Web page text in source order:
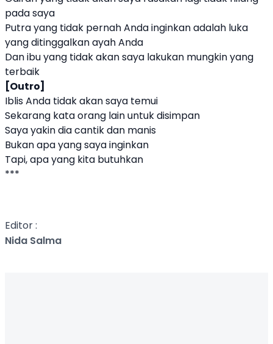
pada saya
Putra yang tidak pernah Anda inginkan adalah luka
yang ditinggalkan ayah Anda
Dan ibu yang tidak akan saya lakukan mungkin yang
terbaik
[Outro]
Iblis Anda tidak akan saya temui
Sekarang kata orang lain untuk disimpan
Saya yakin dia cantik dan manis
Bukan apa yang saya inginkan
Tapi, apa yang kita butuhkan
***
Editor :
Nida Salma